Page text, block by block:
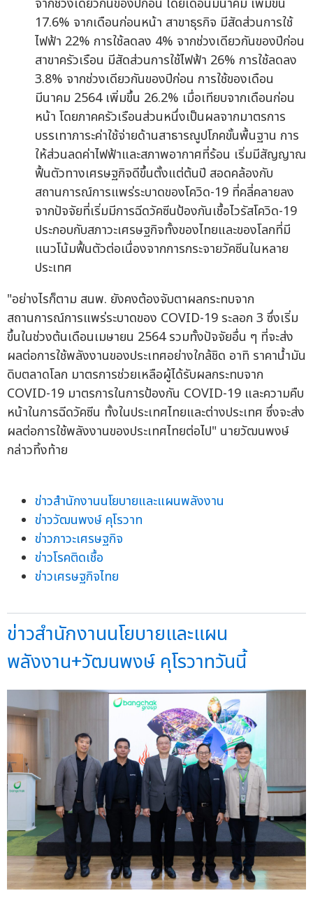
จากช่วงเดียวกันของปีก่อน โดยเดือนมีนาคม เพิ่มขึ้น
17.6% จากเดือนก่อนหน้า สาขาธุรกิจ มีสัดส่วนการใช้
ไฟฟ้า 22% การใช้ลดลง 4% จากช่วงเดียวกันของปีก่อน
สาขาครัวเรือน มีสัดส่วนการใช้ไฟฟ้า 26% การใช้ลดลง
3.8% จากช่วงเดียวกันของปีก่อน การใช้ของเดือน
มีนาคม 2564 เพิ่มขึ้น 26.2% เมื่อเทียบจากเดือนก่อน
หน้า โดยภาคครัวเรือนส่วนหนึ่งเป็นผลจากมาตรการ
บรรเทาภาระค่าใช้จ่ายด้านสาธารณูปโภคขั้นพื้นฐาน การ
ให้ส่วนลดค่าไฟฟ้าและสภาพอากาศที่ร้อน เริ่มมีสัญญาณ
ฟื้นตัวทางเศรษฐกิจดีขึ้นตั้งแต่ต้นปี สอดคล้องกับ
สถานการณ์การแพร่ระบาดของโควิด-19 ที่คลี่คลายลง
จากปัจจัยที่เริ่มมีการฉีดวัคซีนป้องกันเชื้อไวรัสโควิด-19
ประกอบกับสภาวะเศรษฐกิจทั้งของไทยและของโลกที่มี
แนวโน้มฟื้นตัวต่อเนื่องจากการกระจายวัคซีนในหลาย
ประเทศ
"อย่างไรก็ตาม สนพ. ยังคงต้องจับตาผลกระทบจาก
สถานการณ์การแพร่ระบาดของ COVID-19 ระลอก 3 ซึ่งเริ่ม
ขึ้นในช่วงต้นเดือนเมษายน 2564 รวมทั้งปัจจัยอื่น ๆ ที่จะส่ง
ผลต่อการใช้พลังงานของประเทศอย่างใกล้ชิด อาทิ ราคาน้ำมัน
ดิบตลาดโลก มาตรการช่วยเหลือผู้ได้รับผลกระทบจาก
COVID-19 มาตรการในการป้องกัน COVID-19 และความคืบ
หน้าในการฉีดวัคซีน ทั้งในประเทศไทยและต่างประเทศ ซึ่งจะส่ง
ผลต่อการใช้พลังงานของประเทศไทยต่อไป" นายวัฒนพงษ์
กล่าวทิ้งท้าย
ข่าวสำนักงานนโยบายและแผนพลังงาน
ข่าววัฒนพงษ์ คุโรวาท
ข่าวภาวะเศรษฐกิจ
ข่าวโรคติดเชื้อ
ข่าวเศรษฐกิจไทย
ข่าวสำนักงานนโยบายและแผน
พลังงาน+วัฒนพงษ์ คุโรวาทวันนี้